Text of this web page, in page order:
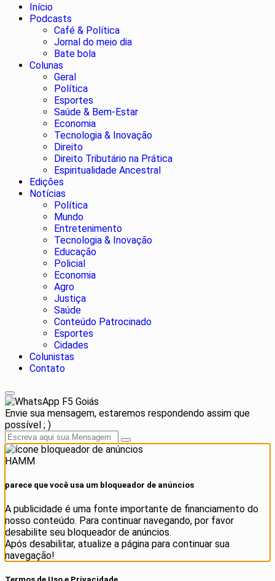
Início
Podcasts
Café & Política
Jornal do meio dia
Bate bola
Colunas
Geral
Política
Esportes
Saúde & Bem-Estar
Economia
Tecnologia & Inovação
Direito
Direito Tributário na Prática
Espiritualidade Ancestral
Edições
Notícias
Política
Mundo
Entretenimento
Tecnologia & Inovação
Educação
Policial
Economia
Agro
Justiça
Saúde
Conteúdo Patrocinado
Esportes
Cidades
Colunistas
Contato
F5 Goiás
Envie sua mensagem, estaremos respondendo assim que
possível ; )
HAMM
parece que você usa um bloqueador de anúncios
A publicidade é uma fonte importante de financiamento do
nosso conteúdo. Para continuar navegando, por favor
desabilite seu bloqueador de anúncios.
Após desabilitar, atualize a página para continuar sua
navegação!